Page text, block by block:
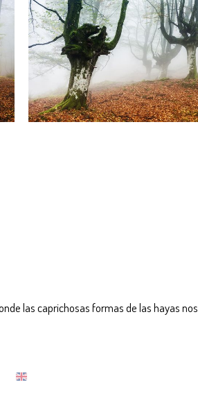
las caprichosas formas de las hayas nos